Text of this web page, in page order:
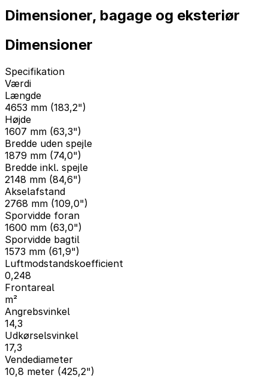
Dimensioner, bagage og eksteriør
Dimensioner
Specifikation
Værdi
Længde
4653 mm (183,2")
Højde
1607 mm (63,3")
Bredde uden spejle
1879 mm (74,0")
Bredde inkl. spejle
2148 mm (84,6")
Akselafstand
2768 mm (109,0")
Sporvidde foran
1600 mm (63,0")
Sporvidde bagtil
1573 mm (61,9")
Luftmodstandskoefficient
0,248
Frontareal
m²
Angrebsvinkel
14,3
Udkørselsvinkel
17,3
Vendediameter
10,8 meter (425,2")